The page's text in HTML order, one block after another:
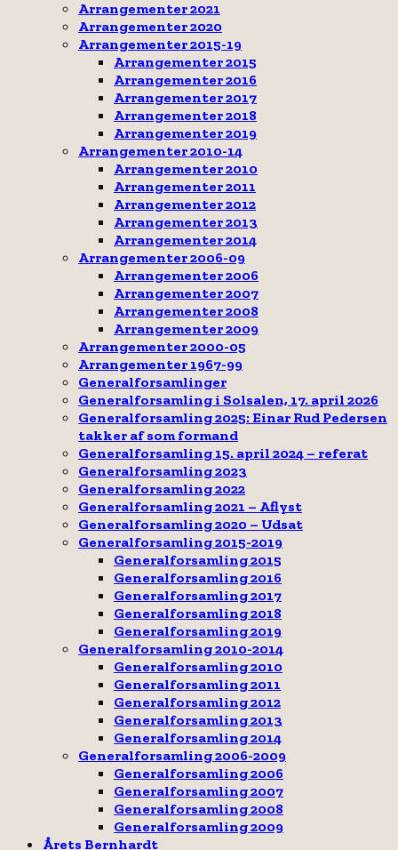
Arrangementer 2021
Arrangementer 2020
Arrangementer 2015-19
Arrangementer 2015
Arrangementer 2016
Arrangementer 2017
Arrangementer 2018
Arrangementer 2019
Arrangementer 2010-14
Arrangementer 2010
Arrangementer 2011
Arrangementer 2012
Arrangementer 2013
Arrangementer 2014
Arrangementer 2006-09
Arrangementer 2006
Arrangementer 2007
Arrangementer 2008
Arrangementer 2009
Arrangementer 2000-05
Arrangementer 1967-99
Generalforsamlinger
Generalforsamling i Solsalen, 17. april 2026
Generalforsamling 2025: Einar Rud Pedersen
takker af som formand
Generalforsamling 15. april 2024 – referat
Generalforsamling 2023
Generalforsamling 2022
Generalforsamling 2021 – Aflyst
Generalforsamling 2020 – Udsat
Generalforsamling 2015-2019
Generalforsamling 2015
Generalforsamling 2016
Generalforsamling 2017
Generalforsamling 2018
Generalforsamling 2019
Generalforsamling 2010-2014
Generalforsamling 2010
Generalforsamling 2011
Generalforsamling 2012
Generalforsamling 2013
Generalforsamling 2014
Generalforsamling 2006-2009
Generalforsamling 2006
Generalforsamling 2007
Generalforsamling 2008
Generalforsamling 2009
Årets Bernhardt